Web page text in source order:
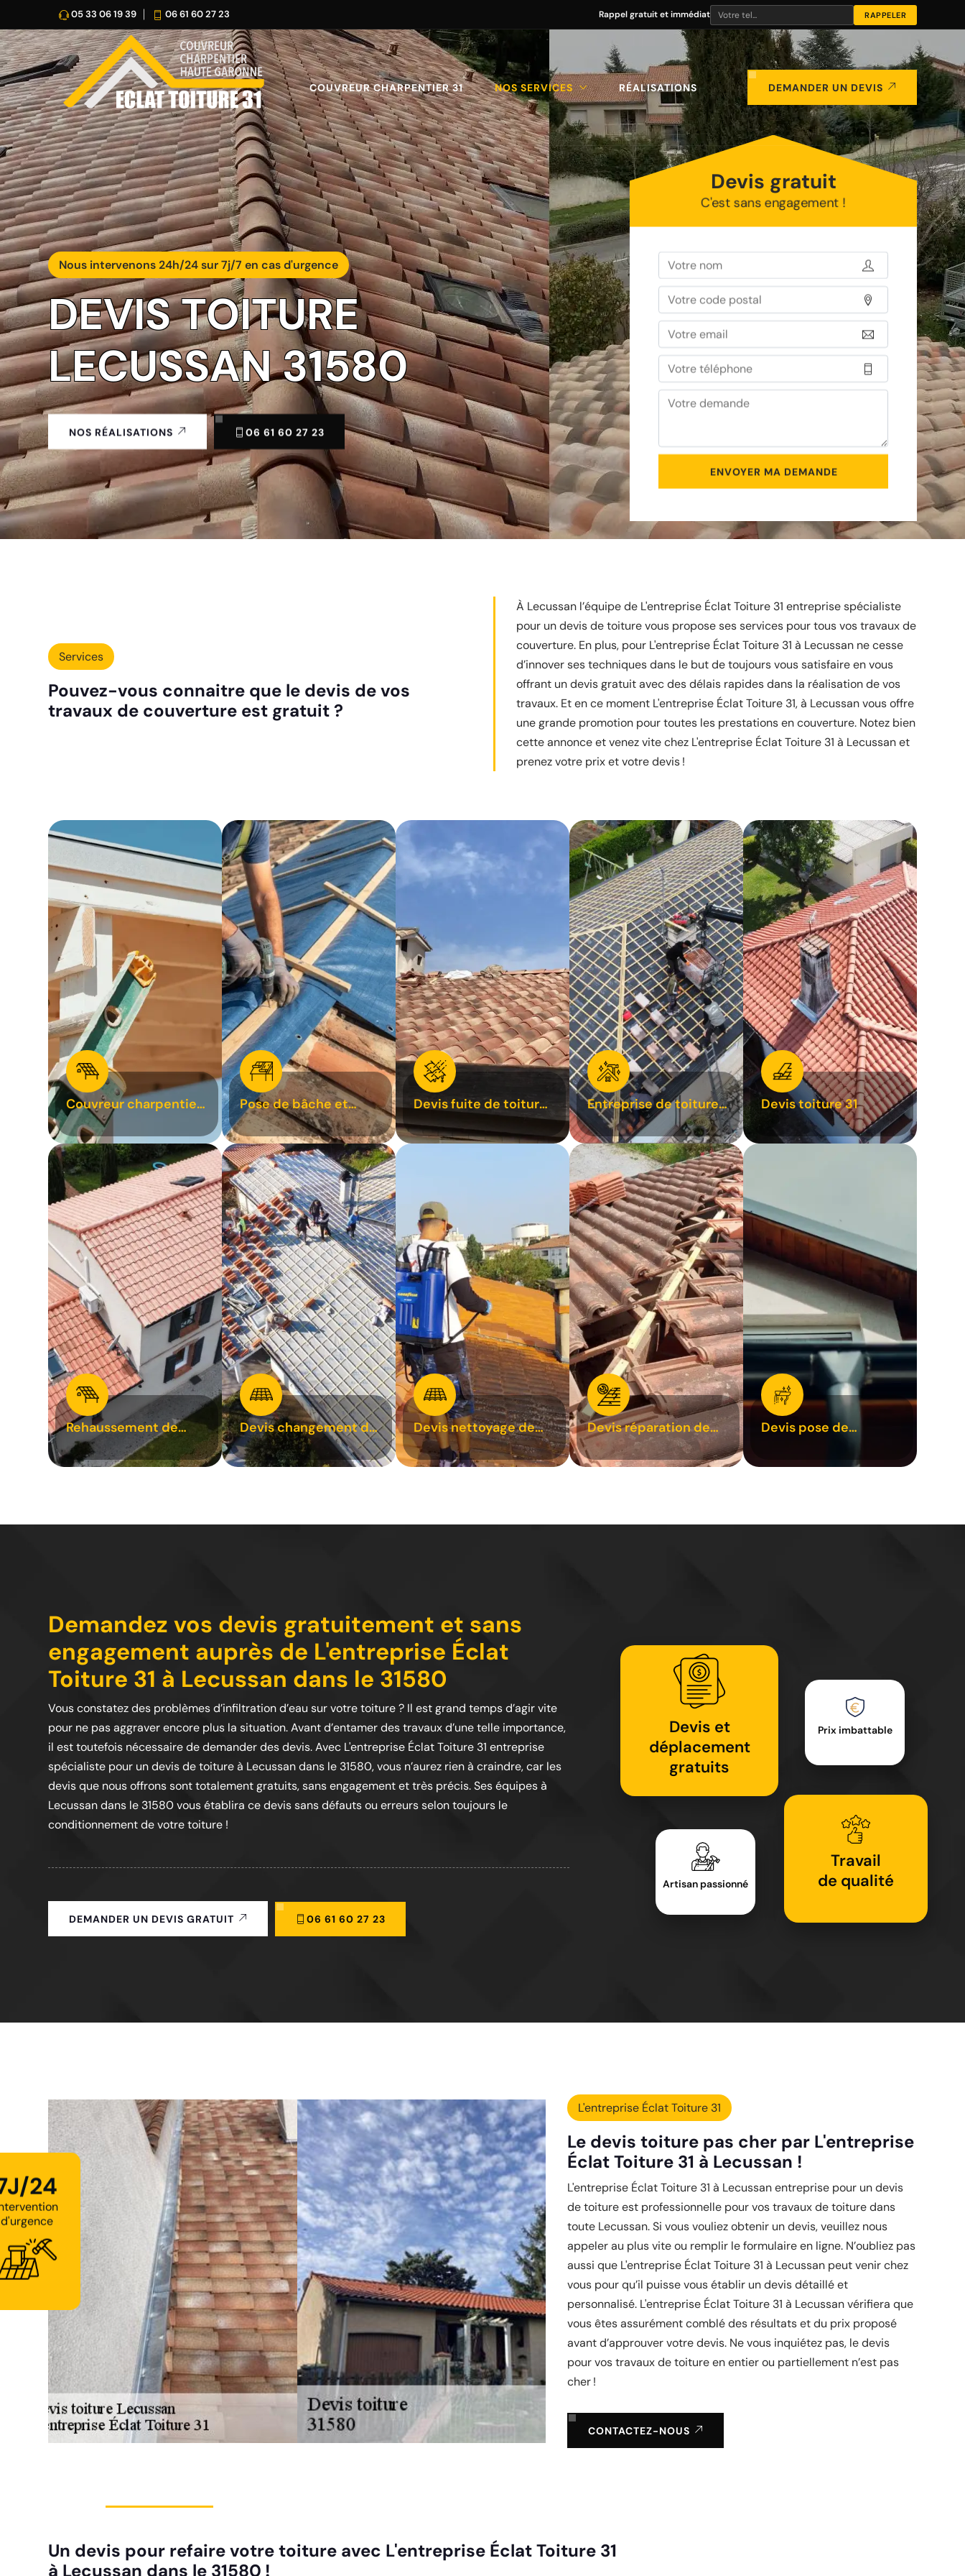
05 33 06 19 39 06 61 60 27 23 Rappel gratuit et immédiat
COUVREUR CHARPENTIER 31 NOS SERVICES RÉALISATIONS DEMANDER UN DEVIS
Nous intervenons 24h/24 sur 7j/7 en cas d'urgence
DEVIS TOITURE
LECUSSAN 31580
NOS RÉALISATIONS 06 61 60 27 23
Devis gratuit
C'est sans engagement !
Services
Pouvez-vous connaitre que le devis de vos
travaux de couverture est gratuit ?
À Lecussan l’équipe de L'entreprise Éclat Toiture 31 entreprise spécialiste
pour un devis de toiture vous propose ses services pour tous vos travaux de
couverture. En plus, pour L'entreprise Éclat Toiture 31 à Lecussan ne cesse
d’innover ses techniques dans le but de toujours vous satisfaire en vous
offrant un devis gratuit avec des délais rapides dans la réalisation de vos
travaux. Et en ce moment L'entreprise Éclat Toiture 31, à Lecussan vous offre
une grande promotion pour toutes les prestations en couverture. Notez bien
cette annonce et venez vite chez L'entreprise Éclat Toiture 31 à Lecussan et
prenez votre prix et votre devis !
Couvreur charpentier
31
Pose de bâche et
bâchage de toiture 31
Devis fuite de toiture
31
Entreprise de toiture
31
Devis toiture 31
Rehaussement de
toiture 31
Devis changement de
tuile 31
Devis nettoyage de
toiture 31
Devis réparation de
toiture 31
Devis pose de
Demandez vos devis gratuitement et sans
engagement auprès de L'entreprise Éclat
Toiture 31 à Lecussan dans le 31580
Vous constatez des problèmes d’infiltration d’eau sur votre toiture ? Il est grand temps d’agir vite
pour ne pas aggraver encore plus la situation. Avant d’entamer des travaux d’une telle importance,
il est toutefois nécessaire de demander des devis. Avec L'entreprise Éclat Toiture 31 entreprise
spécialiste pour un devis de toiture à Lecussan dans le 31580, vous n’aurez rien à craindre, car les
devis que nous offrons sont totalement gratuits, sans engagement et très précis. Ses équipes à
Lecussan dans le 31580 vous établira ce devis sans défauts ou erreurs selon toujours le
conditionnement de votre toiture !
Devis et
déplacement
gratuits
Artisan passionné
Prix imbattable
Travail
de qualité
DEMANDER UN DEVIS GRATUIT 06 61 60 27 23
24
d'urgence
L'entreprise Éclat Toiture 31
Le devis toiture pas cher par L'entreprise
Éclat Toiture 31 à Lecussan !
L'entreprise Éclat Toiture 31 à Lecussan entreprise pour un devis
de toiture est professionnelle pour vos travaux de toiture dans
toute Lecussan. Si vous vouliez obtenir un devis, veuillez nous
appeler au plus vite ou remplir le formulaire en ligne. N’oubliez pas
aussi que L'entreprise Éclat Toiture 31 à Lecussan peut venir chez
vous pour qu’il puisse vous établir un devis détaillé et
personnalisé. L'entreprise Éclat Toiture 31 à Lecussan vérifiera que
vous êtes assurément comblé des résultats et du prix proposé
avant d’approuver votre devis. Ne vous inquiétez pas, le devis
pour vos travaux de toiture en entier ou partiellement n’est pas
cher !
CONTACTEZ-NOUS
Un devis pour refaire votre toiture avec L'entreprise Éclat Toiture 31
à Lecussan dans le 31580 !